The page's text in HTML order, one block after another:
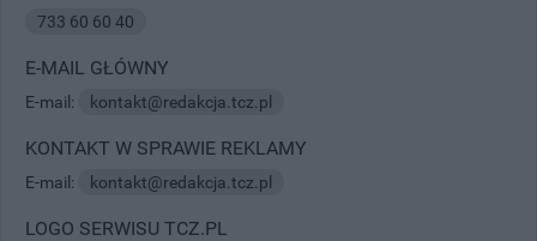
733 60 60 40
E-MAIL GŁÓWNY
E-mail: kontakt@redakcja.tcz.pl
KONTAKT W SPRAWIE REKLAMY
E-mail: kontakt@redakcja.tcz.pl
LOGO SERWISU TCZ.PL